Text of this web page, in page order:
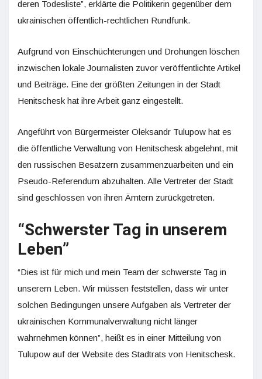
deren Todesliste”, erklärte die Politikerin gegenüber dem
ukrainischen öffentlich-rechtlichen Rundfunk.
Aufgrund von Einschüchterungen und Drohungen löschen
inzwischen lokale Journalisten zuvor veröffentlichte Artikel
und Beiträge. Eine der größten Zeitungen in der Stadt
Henitschesk hat ihre Arbeit ganz eingestellt.
Angeführt von Bürgermeister Oleksandr Tulupow hat es
die öffentliche Verwaltung von Henitschesk abgelehnt, mit
den russischen Besatzern zusammenzuarbeiten und ein
Pseudo-Referendum abzuhalten. Alle Vertreter der Stadt
sind geschlossen von ihren Ämtern zurückgetreten.
“Schwerster Tag in unserem
Leben”
“Dies ist für mich und mein Team der schwerste Tag in
unserem Leben. Wir müssen feststellen, dass wir unter
solchen Bedingungen unsere Aufgaben als Vertreter der
ukrainischen Kommunalverwaltung nicht länger
wahrnehmen können”, heißt es in einer Mitteilung von
Tulupow auf der Website des Stadtrats von Henitschesk.